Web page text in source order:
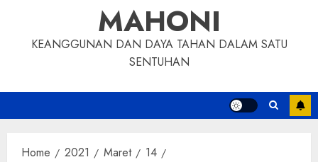
MAHONI
KEANGGUNAN DAN DAYA TAHAN DALAM SATU
SENTUHAN
Home 2021 Maret
14